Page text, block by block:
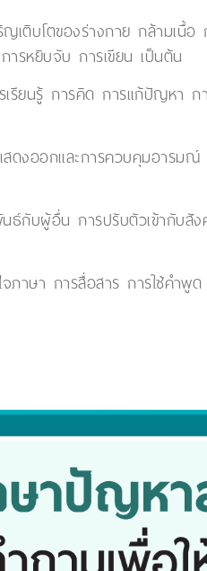
ติบโตของร่างกาย กล้ามเนื้อ
ารหยิบจับ การเขียน เป็นต้น
นรู้ การคิด การแก้ปัญหา กา
ออกและการควบคุมอารมณ์
บผู้อื่น การปรับตัวเข้ากับสัง
าษา การสื่อสาร การใช้คำพู